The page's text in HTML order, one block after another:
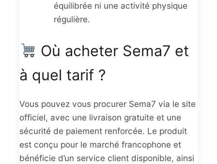
équilibrée ni une activité physique
régulière.
Où acheter Sema7 et
à quel tarif ?
Vous pouvez vous procurer Sema7 via le site
officiel, avec une livraison gratuite et une
sécurité de paiement renforcée. Le produit
est conçu pour le marché francophone et
bénéficie d’un service client disponible, ainsi